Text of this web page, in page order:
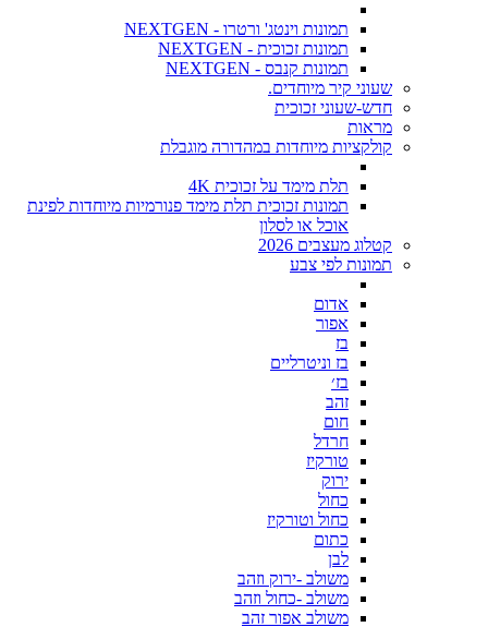
תמונות וינטג' ורטרו - NEXTGEN
תמונות זכוכית - NEXTGEN
תמונות קנבס - NEXTGEN
שעוני קיר מיוחדים.
חדש-שעוני זכוכית
מראות
קולקציות מיוחדות במהדורה מוגבלת
תלת מימד על זכוכית 4K
תמונות זכוכית תלת מימד פנורמיות מיוחדות לפינת
אוכל או לסלון
קטלוג מעצבים 2026
תמונות לפי צבע
אדום
אפור
בז
בז וניטרליים
בז׳
זהב
חום
חרדל
טורקיז
ירוק
כחול
כחול וטורקיז
כתום
לבן
משולב -ירוק וזהב
משולב -כחול וזהב
משולב אפור זהב